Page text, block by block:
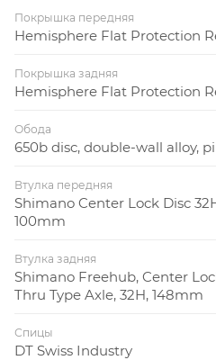
Покрышка передняя
Hemisphere Flat Protection
Покрышка задняя
Hemisphere Flat Protection
Обода
650b disc, double-wall alloy,
Втулка передняя
Shimano Center Lock Disc
100mm
Втулка задняя
Shimano Freehub, Center
Thru Type Axle, 32H, 148mm
Спицы
DT Swiss Industry